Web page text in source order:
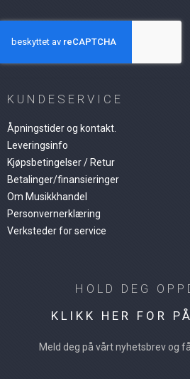
KUNDESERVICE
Åpningstider og kontakt.
Leveringsinfo
Kjøpsbetingelser / Retur
Betalinger/finansieringer
Om Musikkhandel
Personvernerklæring
Verksteder for service
HOLD DEG
KLIKK HER FOR
Meld deg på vårt nyhetsbrev og